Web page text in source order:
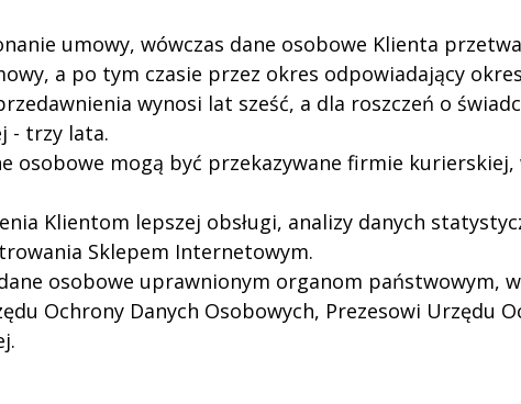
umowy, wówczas dane osobowe Klienta
a po tym czasie przez okres odpowiadający
wynosi lat sześć, a dla roszczeń o
- trzy lata.
osobowe mogą być przekazywane firmie
Klientom lepszej obsługi, analizy danych
Sklepem Internetowym.
osobowe uprawnionym organom państwowym,
Ochrony Danych Osobowych, Prezesowi Urzędu